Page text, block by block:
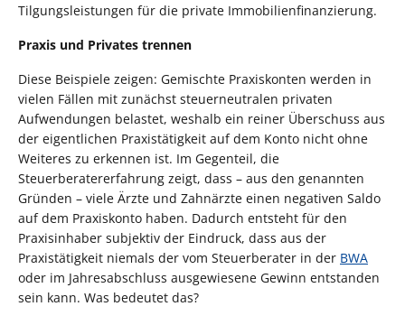
Tilgungsleistungen für die private Immobilienfinanzierung.
Praxis und Privates trennen
Diese Beispiele zeigen: Gemischte Praxiskonten werden in
vielen Fällen mit zunächst steuerneutralen privaten
Aufwendungen belastet, weshalb ein reiner Überschuss aus
der eigentlichen Praxistätigkeit auf dem Konto nicht ohne
Weiteres zu erkennen ist. Im Gegenteil, die
Steuerberatererfahrung zeigt, dass – aus den genannten
Gründen – viele Ärzte und Zahnärzte einen negativen Saldo
auf dem Praxiskonto haben. Dadurch entsteht für den
Praxisinhaber subjektiv der Eindruck, dass aus der
Praxistätigkeit niemals der vom Steuerberater in der BWA
oder im Jahresabschluss ausgewiesene Gewinn entstanden
sein kann. Was bedeutet das?